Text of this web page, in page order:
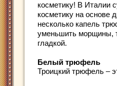
косметику! В Италии
косметику на основе
несколько капель
уменьшить морщины,
гладкой.
Белый трюфель
Троицкий трюфель –